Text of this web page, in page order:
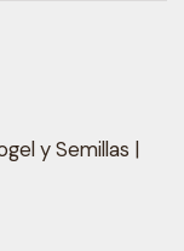
y Semillas |